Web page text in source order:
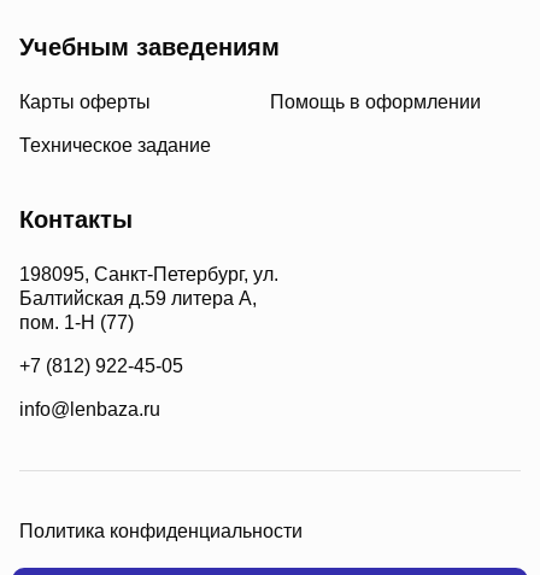
Учебным заведениям
Карты оферты Помощь в оформлении
Техническое задание
Контакты
198095, Санкт-Петербург, ул.
Балтийская д.59 литера А,
пом. 1-Н (77)
+7 (812) 922-45-05
info@lenbaza.ru
Политика конфиденциальности